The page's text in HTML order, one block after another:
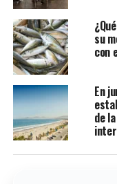
su
con
En
de